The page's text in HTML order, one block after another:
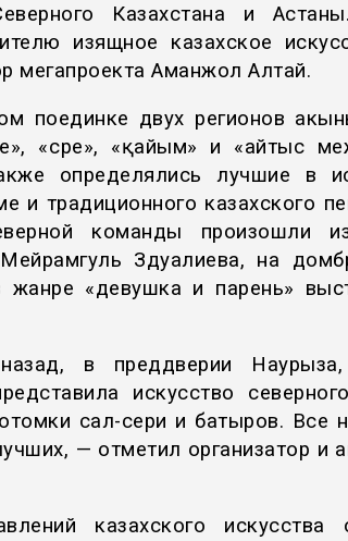
Казахстана и
изящное казахское
мегапроекта Аманжол Алтай.
поединке двух регионов
«сүре», «қайым» и «айтыс
определялись лучшие в
и традиционного казахского
команды произошли
Здуалиева, на
жанре «девушка и парень»
в преддверии
искусство
сал-сери и батыров. Все
— отметил организатор и
казахского искусства